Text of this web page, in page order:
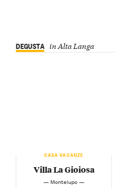
DEGUSTA in Alta Langa
CASA VACANZE
Villa La Gioiosa
— Montelupo —